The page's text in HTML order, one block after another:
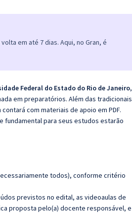
em até 7 dias. Aqui, no Gran, é
Federal do Estado do Rio de Janeiro,
em preparatórios. Além das tradicionais
com materiais de apoio em PDF.
fundamental para seus estudos estarão
todos), conforme critério
previstos no edital, as videoaulas de
proposta pelo(a) docente responsável, e